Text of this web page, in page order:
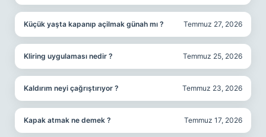
Küçük yaşta kapanıp açilmak günah mı ? Temmuz 27, 2026
Kliring uygulaması nedir ? Temmuz 25, 2026
Kaldırım neyi çağrıştırıyor ? Temmuz 23, 2026
Kapak atmak ne demek ? Temmuz 17, 2026